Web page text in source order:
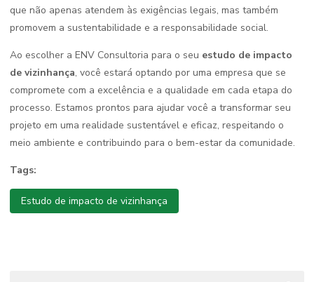
que não apenas atendem às exigências legais, mas também
promovem a sustentabilidade e a responsabilidade social.
Ao escolher a ENV Consultoria para o seu estudo de impacto
de vizinhança, você estará optando por uma empresa que se
compromete com a excelência e a qualidade em cada etapa do
processo. Estamos prontos para ajudar você a transformar seu
projeto em uma realidade sustentável e eficaz, respeitando o
meio ambiente e contribuindo para o bem-estar da comunidade.
Tags:
Estudo de impacto de vizinhança